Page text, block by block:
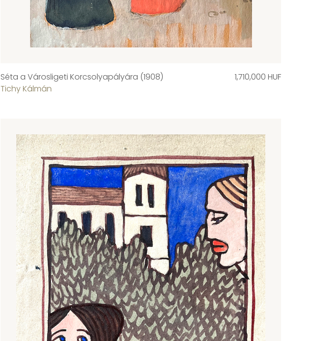
Séta a Városligeti Korcsolyapályára (1908)
Tichy Kálmán
1,710,000 HUF